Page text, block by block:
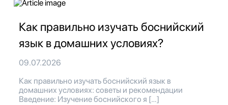
Как правильно изучать боснийский
язык в домашних условиях?
09.07.2026
Как правильно изучать боснийский язык в
домашних условиях: советы и рекомендации
Введение: Изучение боснийского я […]